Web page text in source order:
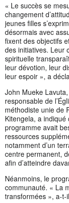
« Le succès se
changement
jeunes filles
désormais avec
fixent des objectifs
des initiatives. Leur
spirituelle
leur dévotion, leur
leur espoir », a
John Mueke
responsable de
méthodiste unie de
Kitengela, a indiqué
programme avait
ressources
notamment d’un
centre permanent,
afin d’atteindre
Néanmoins, le
communauté. « La
transformées », a-t-